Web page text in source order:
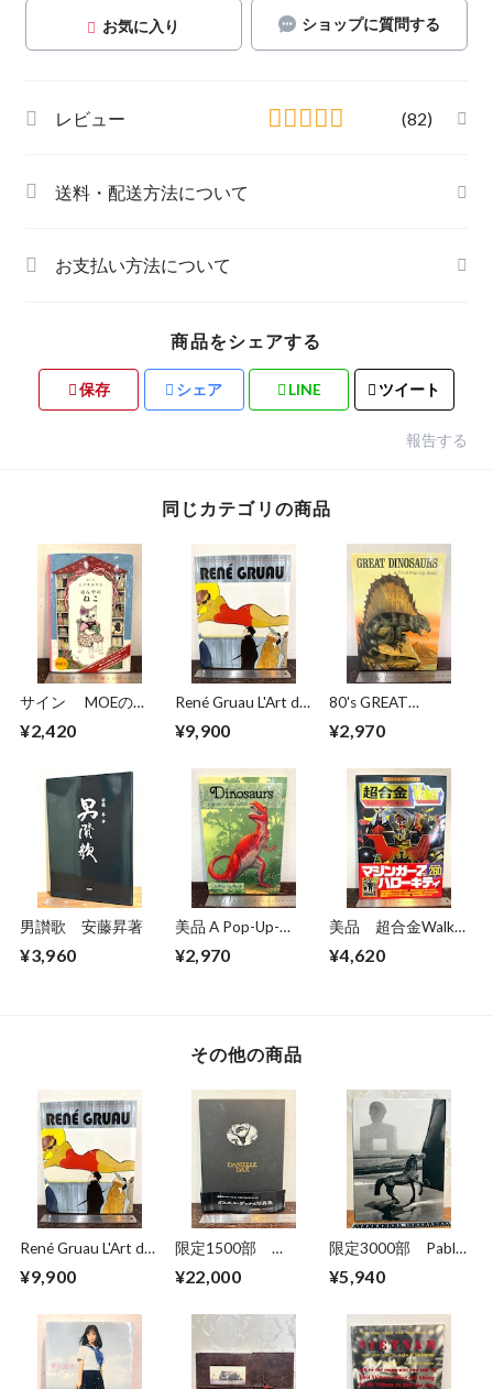
お気に入り ショップに質問する
レビュー (82)
送料・配送方法について
お支払い方法について
商品をシェアする
保存 シェア LINE ツイート
報告する
同じカテゴリの商品
サイン MOEのえ
こ ヒグチユウコ
¥2,420
René Gruau L'Art de
of Advertising
¥9,900
80's GREAT
Pop−Up Book
¥2,970
男讃歌 安藤昇著
¥3,960
美品 A Pop-Up-
Giants of the Earth
¥2,970
美品 超合金Walkar
誕生40周年記念
¥4,620
その他の商品
René Gruau L'Art de
of Advertising
¥9,900
限定1500部
エル・ダックス写真
¥22,000
限定3000部 Pablo
The Last City
¥5,940